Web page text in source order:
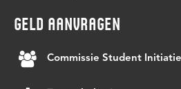
GELD AANVRAGEN
Commissie Student